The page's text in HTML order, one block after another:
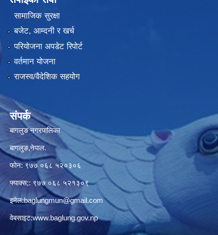
सामाजिक सुरक्षा
बजेट, आम्दनी र खर्च
परियोजना अपडेट रिपोर्ट
वर्तमान योजना
राजस्व/वैदेशिक सहयोग
संपर्क
बागलुङ नगरपालिका
बागलुङ,नेपाल.
फोन: ९७७ ०६८ ५२०३०६
फ्याक्स;: ९७७ ०६८ ५२१३०९
इमेल:baglungmun@gmail.com
वेबसाइट:www.baglung.gov.np